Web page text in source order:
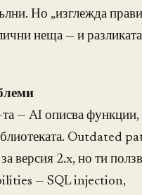
Но „изглежда
неща — и
— AI описва функции,
Outdated
версия 2.x, но ти
— SQL injection,